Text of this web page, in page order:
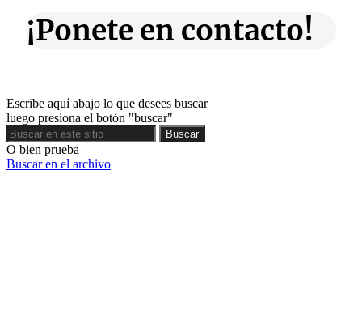
¡Ponete en contacto!
Escribe aquí abajo lo que desees buscar
luego presiona el botón "buscar"
Buscar
Buscar
O bien prueba
Buscar en el archivo